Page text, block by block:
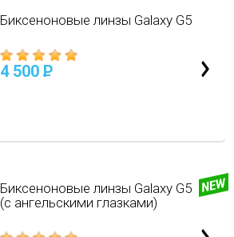
Биксеноновые линзы Galaxy G5
4 500 P
Биксеноновые линзы Galaxy G5
(с ангельскими глазками)